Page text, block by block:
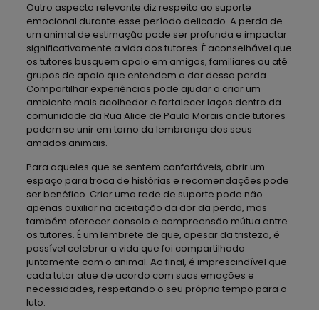
Outro aspecto relevante diz respeito ao suporte
emocional durante esse período delicado. A perda de
um animal de estimação pode ser profunda e impactar
significativamente a vida dos tutores. É aconselhável que
os tutores busquem apoio em amigos, familiares ou até
grupos de apoio que entendem a dor dessa perda.
Compartilhar experiências pode ajudar a criar um
ambiente mais acolhedor e fortalecer laços dentro da
comunidade da Rua Alice de Paula Morais onde tutores
podem se unir em torno da lembrança dos seus
amados animais.
Para aqueles que se sentem confortáveis, abrir um
espaço para troca de histórias e recomendações pode
ser benéfico. Criar uma rede de suporte pode não
apenas auxiliar na aceitação da dor da perda, mas
também oferecer consolo e compreensão mútua entre
os tutores. É um lembrete de que, apesar da tristeza, é
possível celebrar a vida que foi compartilhada
juntamente com o animal. Ao final, é imprescindível que
cada tutor atue de acordo com suas emoções e
necessidades, respeitando o seu próprio tempo para o
luto.